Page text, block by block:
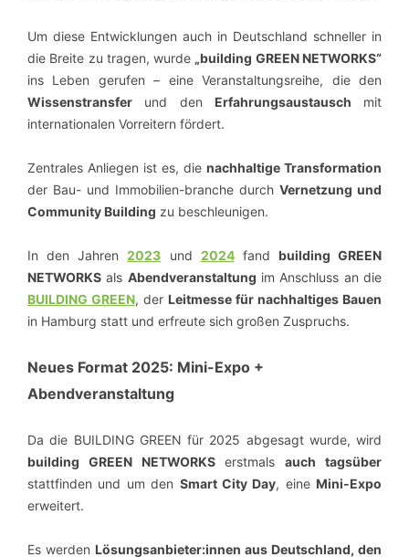
Um diese Entwicklungen auch in Deutschland schneller in
die Breite zu tragen, wurde „building GREEN NETWORKS“
ins Leben gerufen – eine Veranstaltungsreihe, die den
Wissenstransfer und den Erfahrungsaustausch mit
internationalen Vorreitern fördert.
Zentrales Anliegen ist es, die nachhaltige Transformation
der Bau- und Immobilien-branche durch Vernetzung und
Community Building zu beschleunigen.
In den Jahren2023 und 2024fand building GREEN
NETWORKS als Abendveranstaltung im Anschluss an die
BUILDING GREEN, der Leitmesse für nachhaltiges Bauen
in Hamburg statt und erfreute sich großen Zuspruchs.
Neues Format 2025: Mini-Expo +
Abendveranstaltung
Da die BUILDING GREEN für 2025 abgesagt wurde, wird
building GREEN NETWORKSerstmalsauch tagsüber
stattfinden und um den Smart City Day, eine Mini-Expo
erweitert.
Es werden Lösungsanbieter:innen aus Deutschland, den